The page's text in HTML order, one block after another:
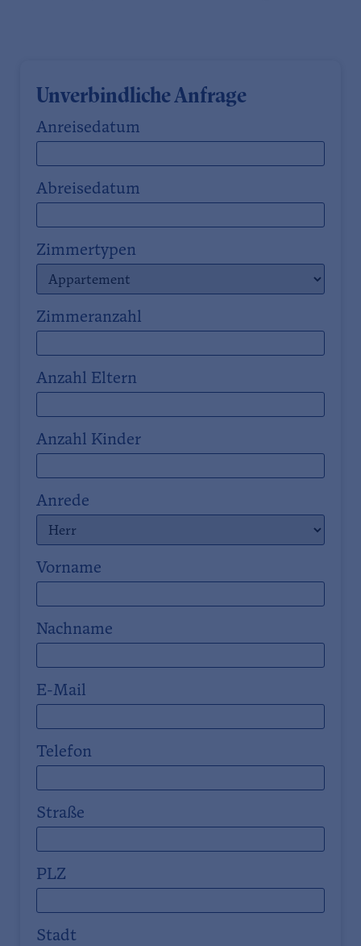
Unverbindliche Anfrage
Anreisedatum
Abreisedatum
Zimmertypen
Zimmeranzahl
Anzahl Eltern
Anzahl Kinder
Anrede
Vorname
Nachname
E-Mail
Telefon
Straße
PLZ
Stadt